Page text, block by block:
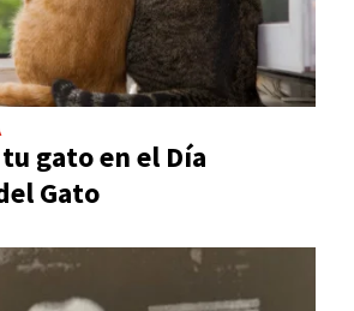
gato en el Día
Gato